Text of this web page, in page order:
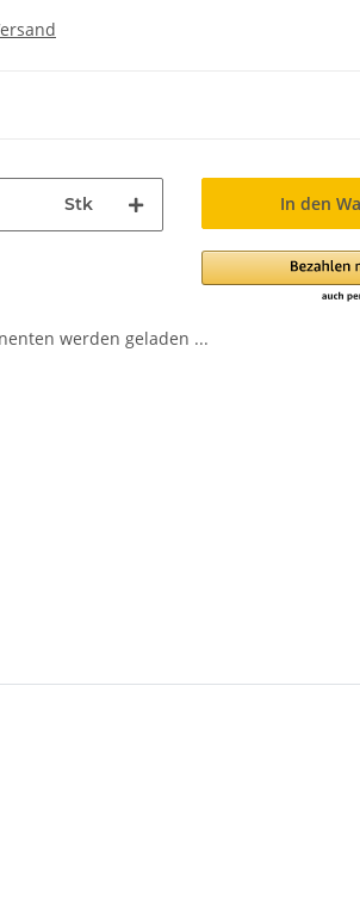
Stk In den
werden geladen ...